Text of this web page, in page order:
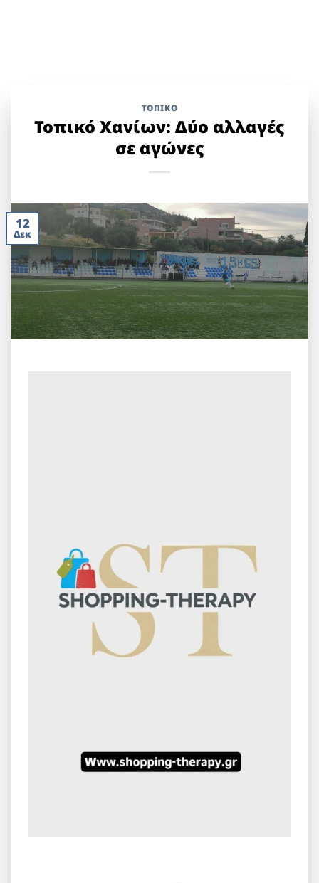
ΤΟΠΙΚΌ
Τοπικό Χανίων: Δύο αλλαγές
σε αγώνες
12
Δεκ